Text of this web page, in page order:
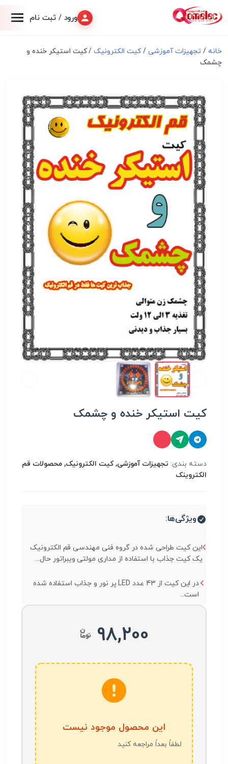
ورود / ثبت نام
خانه /تجهیزات آموزشی /کیت الکترونیک/ کیت استیکر خنده و
چشمک
کیت استیکر خنده و چشمک
دسته بندی: تجهیزات آموزشی, کیت الکترونیک, محصولات قم
الکتروینک
ویژگی‌ها:
این کیت طراحی شده در گروه فنی مهندسی قم الکترونیک
یک کیت جذاب با استفاده از مداری مولتی ویبراتور حال...
در این کیت از 43 عدد LED پر نور و جذاب استفاده شده
است...
98,200
این محصول موجود نیست
لطفاً بعداً مراجعه کنید